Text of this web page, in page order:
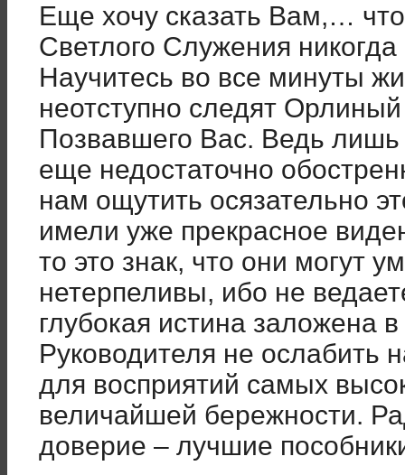
Еще хочу сказать Вам,…
Светлого Служения
Научитесь во все минуты
неотступно следят
Позвавшего Вас. Ведь
еще недостаточно
нам ощутить осязательно
имели уже прекрасное
то это знак, что они могут
нетерпеливы, ибо не
глубокая истина заложена
Руководителя не ослабить
для восприятий самых
величайшей бережности.
доверие – лучшие